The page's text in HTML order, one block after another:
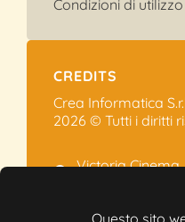
Questo sito
Condizioni di utilizzo
CREDITS
Crea Informatica
2026 © Tutti i diritti
Victoria Cinema
Via Ramelli, 101
+39 059.454622